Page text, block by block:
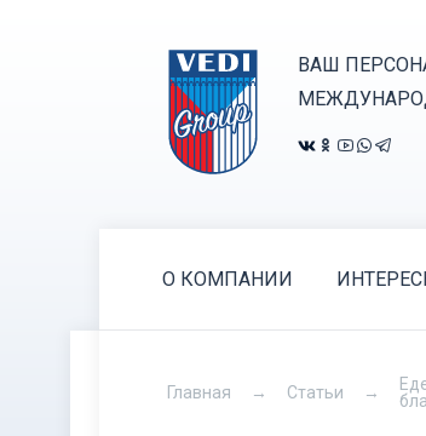
ВАШ
О КОМПАНИИ
Главная Статьи